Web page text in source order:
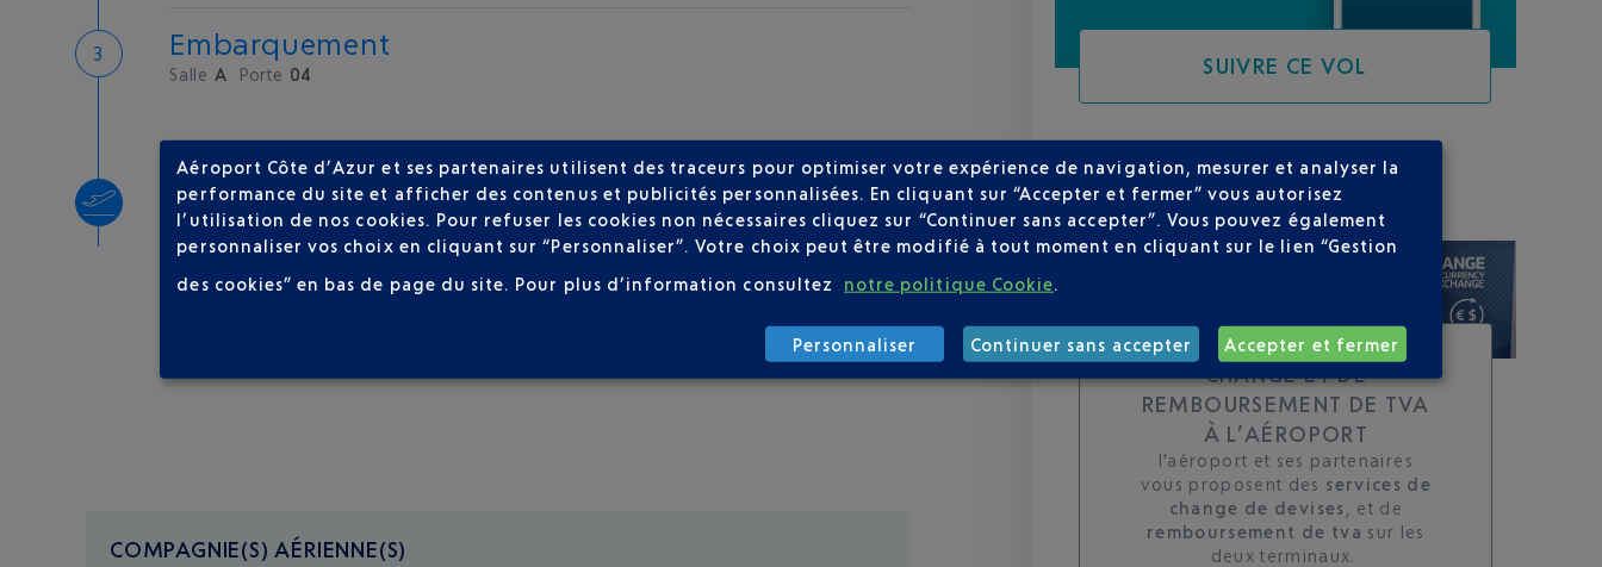
Embarquement
Salle A Porte 04
Décollage
Type d'appareil : A319
COMPAGNIE(S) AÉRIENNE(S)
SUIVRE CE VOL
SUR VOTRE PARCOURS
TOUS LES SERVICES DE
CHANGE ET DE
REMBOURSEMENT DE TVA
À L’AÉROPORT
l'aéroport et ses partenaires
vous proposent des services de
change de devises , et de
remboursement de tva sur les
deux terminaux. ​
Aéroport Côte d’Azur et ses partenaires utilisent des traceurs pour optimiser votre expérience de navigation, mesurer et analyser la
performance du site et afficher des contenus et publicités personnalisées. En cliquant sur “Accepter et fermer” vous autorisez
l’utilisation de nos cookies. Pour refuser les cookies non nécessaires cliquez sur “Continuer sans accepter”. Vous pouvez également
personnaliser vos choix en cliquant sur “Personnaliser”. Votre choix peut être modifié à tout moment en cliquant sur le lien “Gestion
des cookies” en bas de page du site. Pour plus d’information consultez notre politique Cookie.
Personnaliser Continuer sans accepter Accepter et fermer